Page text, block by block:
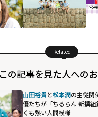
Related
この記事を見た人への
山田裕貴と松本潤の主従関
優たちが「ちるらん 新撰
くも熱い人間模様